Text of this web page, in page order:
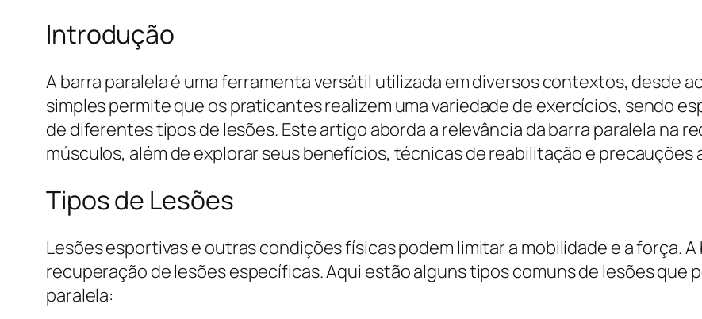
Introdução
A barra paralela é uma ferramenta versátil utilizada em diversos contextos, desde
simples permite que os praticantes realizem uma variedade de exercícios, sendo
de diferentes tipos de lesões. Este artigo aborda a relevância da barra paralela na
músculos, além de explorar seus benefícios, técnicas de reabilitação e precauções
Tipos de Lesões
Lesões esportivas e outras condições físicas podem limitar a mobilidade e a força.
recuperação de lesões específicas. Aqui estão alguns tipos comuns de lesões que
paralela: